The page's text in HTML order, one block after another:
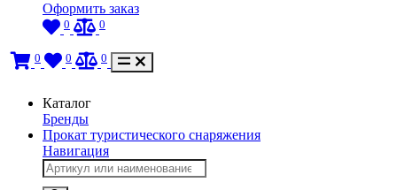
Оформить заказ
0 0
0 0 0
Каталог
Бренды
Прокат туристического снаряжения
Навигация